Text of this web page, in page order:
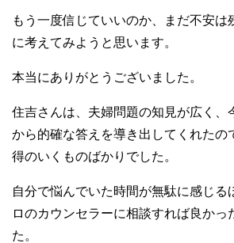
もう一度信じていいのか、まだ不安は
に考えてみようと思います。
本当にありがとうございました。
住吉さんは、夫婦問題の知見が広く、
から的確な答えを導き出してくれたの
得のいくものばかりでした。
自分で悩んでいた時間が無駄に感じる
ロのカウンセラーに相談すれば良かっ
た。